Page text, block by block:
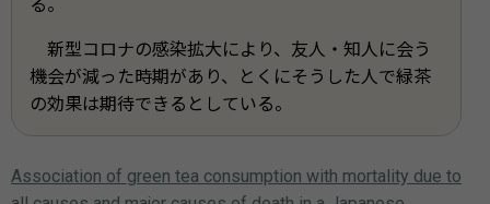
る。
新型コロナの感染拡大により、友人・知人に会う
機会が減った時期があり、とくにそうした人で緑茶
の効果は期待できるとしている。
Association of green tea consumption with mortality due to